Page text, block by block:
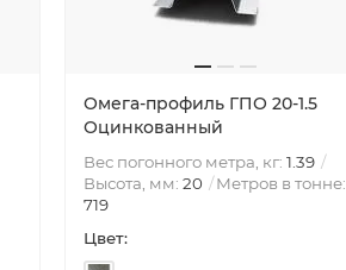
Омега-профиль ГПО 20-1.5
Оцинкованный
Вес погонного метра, кг: 1.39
Высота, мм: 20
Метров в тонне:
719
Цвет: